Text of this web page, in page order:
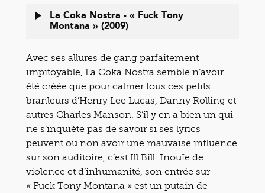
La Coka Nostra - « Fuck Tony
Montana » (2009)
Avec ses allures de gang parfaitement
impitoyable, La Coka Nostra semble n’avoir
été créée que pour calmer tous ces petits
branleurs d’Henry Lee Lucas, Danny Rolling et
autres Charles Manson. S’il y en a bien un qui
ne s’inquiète pas de savoir si ses lyrics
peuvent ou non avoir une mauvaise influence
sur son auditoire, c’est Ill Bill. Inouïe de
violence et d’inhumanité, son entrée sur
« Fuck Tony Montana » est un putain de